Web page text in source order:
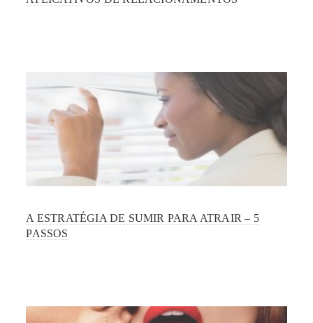
A ESTRATÉGIA DE SUMIR PARA ATRAIR – 5
PASSOS